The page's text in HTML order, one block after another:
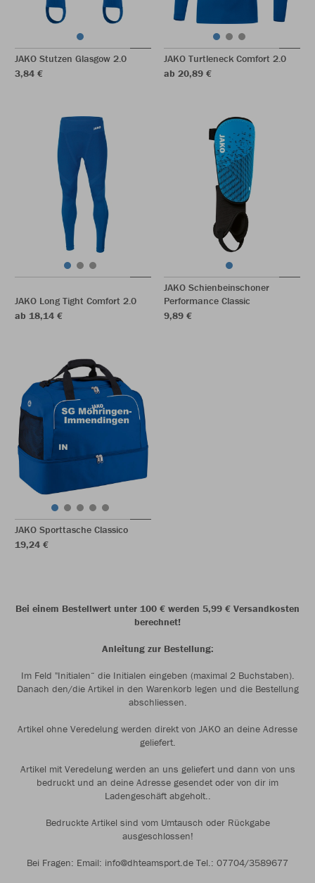
JAKO Stutzen Glasgow 2.0
3,84 €
JAKO Turtleneck Comfort 2.0
ab 20,89 €
JAKO Long Tight Comfort 2.0
ab 18,14 €
JAKO Schienbeinschoner
Performance Classic
9,89 €
JAKO Sporttasche Classico
19,24 €
Bei einem Bestellwert unter 100 € werden 5,99 € Versandkosten
berechnet!
Anleitung zur Bestellung:
Im Feld "Initialen“ die Initialen eingeben (maximal 2 Buchstaben).
Danach den/die Artikel in den Warenkorb legen und die Bestellung
abschliessen.
Artikel ohne Veredelung werden direkt von JAKO an deine Adresse
geliefert.
Artikel mit Veredelung werden an uns geliefert und dann von uns
bedruckt und an deine Adresse gesendet oder von dir im
Ladengeschäft abgeholt..
Bedruckte Artikel sind vom Umtausch oder Rückgabe
ausgeschlossen!
Bei Fragen: Email: info@dhteamsport.de Tel.: 07704/3589677